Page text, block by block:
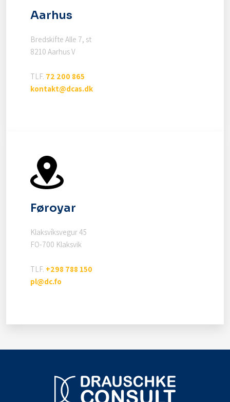
Aarhus
Bredskifte Alle 7, st
8210 Aarhus V
TLF. 72 200 865
kontakt@dcas.dk
Føroyar
Klaksvíksvegur 45
FO-700 Klaksvik
TLF. +298 788 150
pl@dc.fo